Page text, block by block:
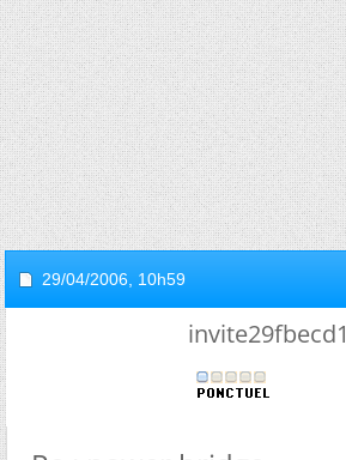
29/04/2006, 10h59
invite29fbecd1